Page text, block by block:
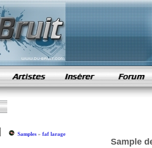
samples de rap
Samples» faf larage
Sample